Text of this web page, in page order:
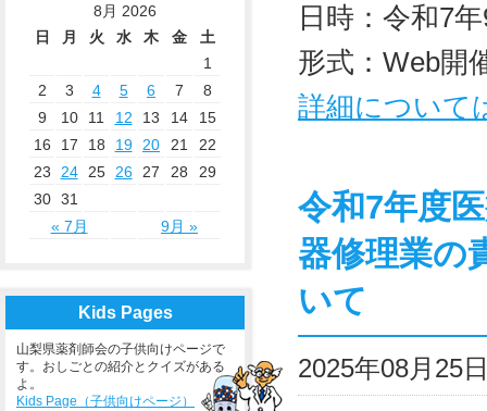
8月 2026
日
月 火 水 木 金
土
1
2
3 4 5 6 7
8
9
10 11 12 13 14
15
16
17 18 19 20 21
22
23
24 25 26 27 28
29
30 31
« 7月
9月 »
Kids Pages
山梨県薬剤師会の子供向けページで
す。おしごとの紹介とクイズがある
よ。
Kids Page（子供向けページ）
日時：令和7
形式：Web開
詳細について
令和7年度
器修理業の
いて
2025年08月25